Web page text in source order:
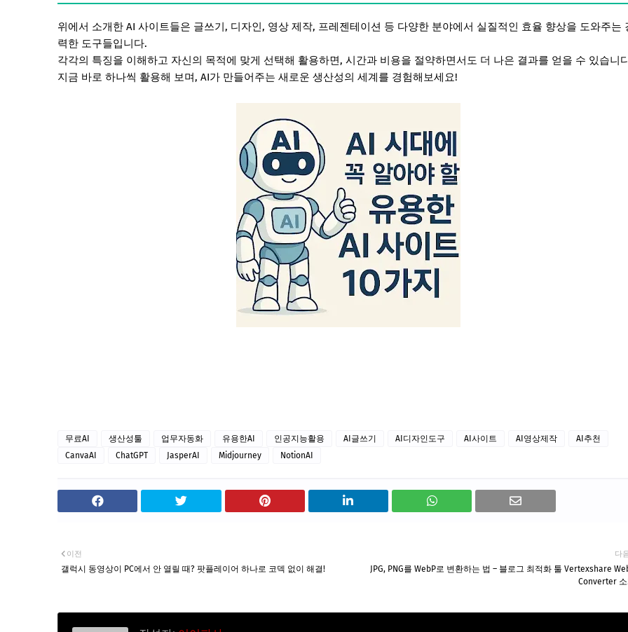
위에서 소개한 AI 사이트들은 글쓰기, 디자인, 영상 제작, 프레젠테이션 등 다양한 분야에서 실질적인 효율 향상을 도와주는
력한 도구들입니다.
각각의 특징을 이해하고 자신의 목적에 맞게 선택해 활용하면, 시간과 비용을 절약하면서도 더 나은 결과를 얻을 수 있습니
지금 바로 하나씩 활용해 보며, AI가 만들어주는 새로운 생산성의 세계를 경험해보세요!
무료AI 생산성툴 업무자동화 유용한AI 인공지능활용 AI글쓰기 AI디자인도구 AI사이트 AI영상제작
AI추천
CanvaAI
ChatGPT JasperAI Midjourney NotionAI
다
JPG, PNG를 WebP로 변환하는 법 – 블로그 최적화 툴 Vertexshare
Converter
이전
갤럭시 동영상이 PC에서 안 열릴 때? 팟플레이어 하나로 코덱 없이 해결!